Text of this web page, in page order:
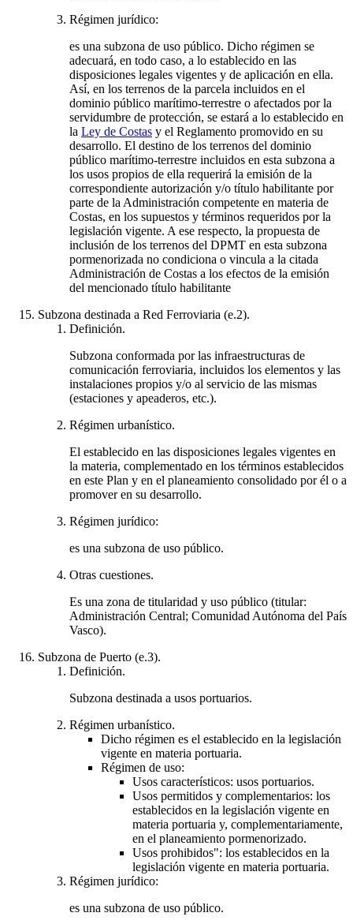
Régimen jurídico:
es una subzona de uso público. Dicho régimen se
adecuará, en todo caso, a lo establecido en las
disposiciones legales vigentes y de aplicación en ella.
Así, en los terrenos de la parcela incluidos en el
dominio público marítimo-terrestre o afectados por la
servidumbre de protección, se estará a lo establecido en
la Ley de Costas y el Reglamento promovido en su
desarrollo. El destino de los terrenos del dominio
público marítimo-terrestre incluidos en esta subzona a
los usos propios de ella requerirá la emisión de la
correspondiente autorización y/o título habilitante por
parte de la Administración competente en materia de
Costas, en los supuestos y términos requeridos por la
legislación vigente. A ese respecto, la propuesta de
inclusión de los terrenos del DPMT en esta subzona
pormenorizada no condiciona o vincula a la citada
Administración de Costas a los efectos de la emisión
del mencionado título habilitante
Subzona destinada a Red Ferroviaria (e.2).
Definición.
Subzona conformada por las infraestructuras de
comunicación ferroviaria, incluidos los elementos y las
instalaciones propios y/o al servicio de las mismas
(estaciones y apeaderos, etc.).
Régimen urbanístico.
El establecido en las disposiciones legales vigentes en
la materia, complementado en los términos establecidos
en este Plan y en el planeamiento consolidado por él o a
promover en su desarrollo.
Régimen jurídico:
es una subzona de uso público.
Otras cuestiones.
Es una zona de titularidad y uso público (titular:
Administración Central; Comunidad Autónoma del País
Vasco).
Subzona de Puerto (e.3).
Definición.
Subzona destinada a usos portuarios.
Régimen urbanístico.
Dicho régimen es el establecido en la legislación
vigente en materia portuaria.
Régimen de uso:
Usos característicos: usos portuarios.
Usos permitidos y complementarios: los
establecidos en la legislación vigente en
materia portuaria y, complementariamente,
en el planeamiento pormenorizado.
Usos prohibidos": los establecidos en la
legislación vigente en materia portuaria.
Régimen jurídico:
es una subzona de uso público.